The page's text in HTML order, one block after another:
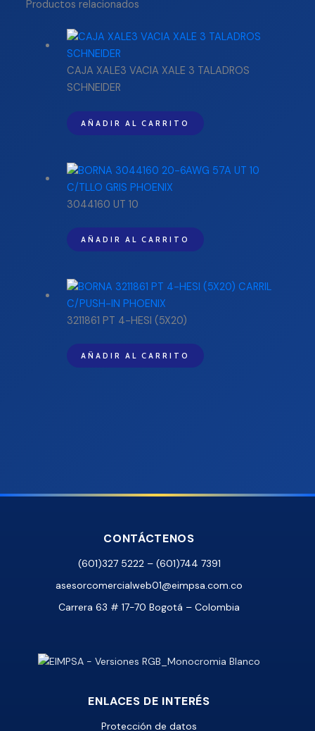
Productos relacionados
CAJA XALE3 VACIA XALE 3 TALADROS
SCHNEIDER
AÑADIR AL CARRITO
3044160 UT 10
AÑADIR AL CARRITO
3211861 PT 4-HESI (5X20)
AÑADIR AL CARRITO
CONTÁCTENOS
(601)327 5222 – (601)744 7391
asesorcomercialweb01@eimpsa.com.co
Carrera 63 # 17-70 Bogotá – Colombia
ENLACES DE INTERÉS
Protección de datos